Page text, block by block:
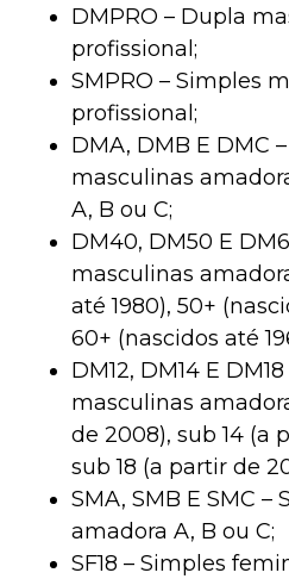
DMPRO – Dupla
profissional;
SMPRO – Simples
profissional;
DMA, DMB E DMC
masculinas
A, B ou C;
DM40, DM50 E
masculinas
até 1980), 50+
60+ (nascidos até
DM12, DM14 E
masculinas
de 2008), sub 14 (a
sub 18 (a partir de
SMA, SMB E SMC
amadora A, B ou C;
SF18 – Simples